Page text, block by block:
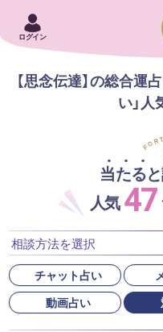
ログイン
【思念伝達】の総合運
い」
当たる
人気47
相談方法を選択
チャット占い
動画占い